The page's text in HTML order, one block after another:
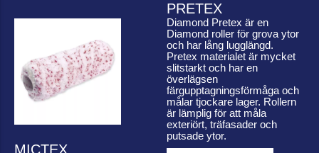
PRETEX
Diamond Pretex är en
Diamond roller för grova ytor
och har lång lugglängd.
Pretex materialet är mycket
slitstarkt och har en
överlägsen
färgupptagningsförmåga och
målar tjockare lager. Rollern
är lämplig för att måla
exteriört, träfasader och
putsade ytor.
MICTEX